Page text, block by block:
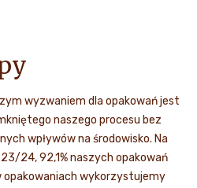
wyzwaniem dla opakowań jest
naszego procesu bez
wpływów na środowisko. Na
24, 92,1% naszych opakowań
opakowaniach wykorzystujemy